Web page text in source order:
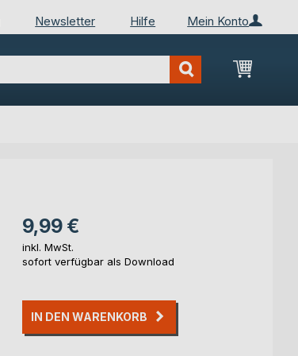
Mein Konto
Newsletter Hilfe
Mein
9,99 €
inkl. MwSt.
sofort verfügbar als Download
IN DEN WARENKORB